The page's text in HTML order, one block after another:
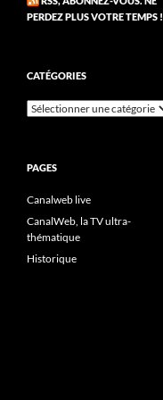
PERDEZ PLUS VOTRE TEMPS !
CATÉGORIES
Catégories
PAGES
Canalweb live
CanalWeb, la TV ultra-
thématique
Historique